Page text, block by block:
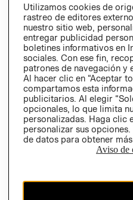
Utilizamos cookies de
rastreo de editores
nuestro sitio web,
entregar publicidad
boletines informativos en
sociales. Con ese fin,
patrones de navegación y
Al hacer clic en “Aceptar
compartamos esta
publicitarios. Al elegir
opcionales, lo que limita
personalizadas. Haga clic
personalizar sus
de datos para obtener
Aviso de